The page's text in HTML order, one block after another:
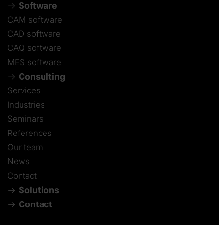
Software
CAM software
CAD software
CAQ software
MES software
Consulting
Services
Industries
Seminars
References
Our team
News
Contact
Solutions
Contact